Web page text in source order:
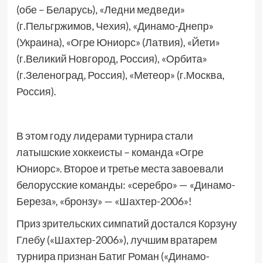
(обе – Беларусь), «Ледни медведи»
(г.Пельгржимов, Чехия), «Динамо-Днепр»
(Украина), «Огре Юниорс» (Латвия), «Йети»
(г.Великий Новгород, Россия), «Орбита»
(г.Зеленоград, Россия), «Метеор» (г.Москва,
Россия).
В этом году лидерами турнира стали
латышские хоккеисты – команда «Огре
Юниорс». Второе и третье места завоевали
белорусские команды: «серебро» — «Динамо-
Береза», «бронзу» — «Шахтер-2006»!
Приз зрительских симпатий достался Корзуну
Глебу («Шахтер-2006»), лучшим вратарем
турнира признан Батиг Роман («Динамо-